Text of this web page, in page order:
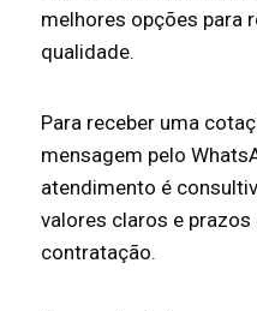
melhores opções para
qualidade.
Para receber uma
mensagem pelo
atendimento é
valores claros e
contratação.